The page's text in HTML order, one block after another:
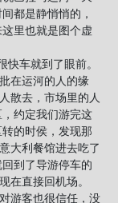
都是静悄悄的，
里也就是图个虚
车就到了眼前。
在运河的人的缘
散去，市场里的人
约定我们游完这
的时侯，发现那
大利餐馆进去吃了
到了导游停车的
在直接回机场。
游客也很信任，没